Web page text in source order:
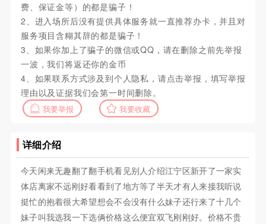
费、保证金等）的都是骗子！
2、进入场所后没有提供具体服务就一直推荐办卡，并且对
服务项目含糊其辞的都是骗子！
3、如果你加上了骗子的微信或QQ，请在删除之前先举报
一波，我们将返还你的金币
4、如果联系方式涉及到个人隐私，请点击举报，填写举报
理由以及证据我们会第一时间删除。
我要举报 我要收藏
详细介绍
今天闲来无趣翻了翻手机看见别人介绍江宁区新开了一家实
体店离家不远刚好看看到了地方等了半天才有人来接我听说
挺忙的抱着很大希望想会不会没有什么妹子还行来了十几个
妹子叫我选我一下选俩价格这么便宜双飞刚刚好。价格不贵